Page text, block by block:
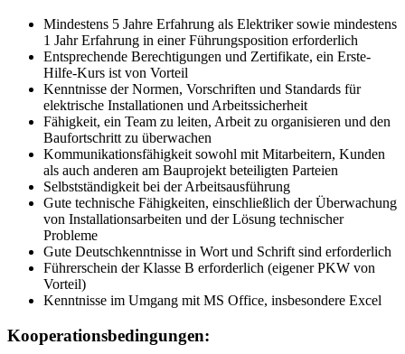
Mindestens 5 Jahre Erfahrung als Elektriker sowie mindestens
1 Jahr Erfahrung in einer Führungsposition erforderlich
Entsprechende Berechtigungen und Zertifikate, ein Erste-
Hilfe-Kurs ist von Vorteil
Kenntnisse der Normen, Vorschriften und Standards für
elektrische Installationen und Arbeitssicherheit
Fähigkeit, ein Team zu leiten, Arbeit zu organisieren und den
Baufortschritt zu überwachen
Kommunikationsfähigkeit sowohl mit Mitarbeitern, Kunden
als auch anderen am Bauprojekt beteiligten Parteien
Selbstständigkeit bei der Arbeitsausführung
Gute technische Fähigkeiten, einschließlich der Überwachung
von Installationsarbeiten und der Lösung technischer
Probleme
Gute Deutschkenntnisse in Wort und Schrift sind erforderlich
Führerschein der Klasse B erforderlich (eigener PKW von
Vorteil)
Kenntnisse im Umgang mit MS Office, insbesondere Excel
Kooperationsbedingungen: